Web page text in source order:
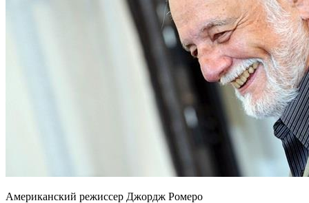
Американский режиссер Джордж Ромеро